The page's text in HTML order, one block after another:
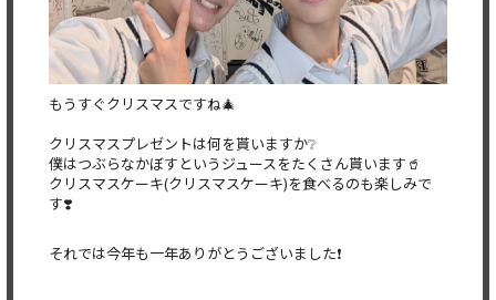
もうすぐクリスマスですね🎄
クリスマスプレゼントは何を貰いますか❔️
僕はつぶらなかぼすというジュースをたくさん貰います🥤
クリスマスケーキ(クリスマスケーキ)を食べるのも楽しみで
す❣️
それでは今年も一年ありがとうございました❗️